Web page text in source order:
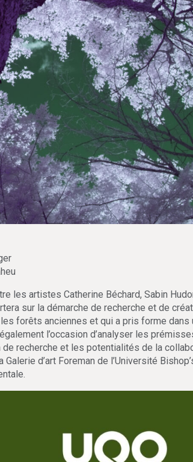
les artistes Catherine Béchard, Sabin
sur la démarche de recherche et de
forêts anciennes et qui a pris forme dans
l’occasion d’analyser les
recherche et les potentialités de la
d’art Foreman de l’Université